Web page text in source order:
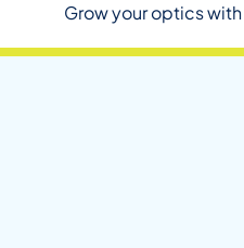
Grow your optics with